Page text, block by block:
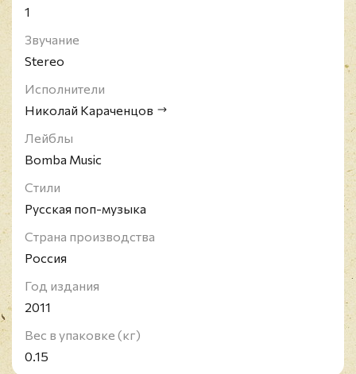
1
Звучание
Stereo
Исполнители
Николай Караченцов
Лейблы
Bomba Music
Стили
Русская поп-музыка
Страна производства
Россия
Год издания
2011
Вес в упаковке (кг)
0.15